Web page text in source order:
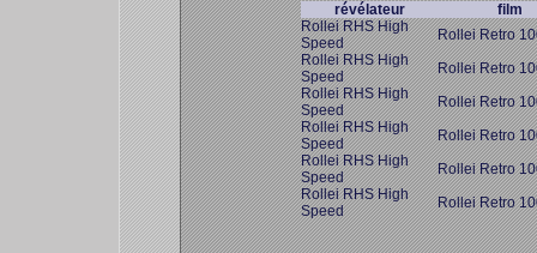
révélateur
film
Rollei RHS High
Speed
Rollei Retro
Rollei RHS High
Speed
Rollei Retro
Rollei RHS High
Speed
Rollei Retro
Rollei RHS High
Speed
Rollei Retro
Rollei RHS High
Speed
Rollei Retro
Rollei RHS High
Speed
Rollei Retro